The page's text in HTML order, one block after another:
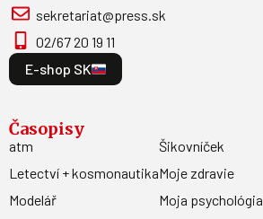
sekretariat@press.sk
02/67 20 19 11
E-shop SK
Časopisy
atm
Letectví + kosmonautika
Modelář
Šikovníček
Moje zdravie
Moja psychológia